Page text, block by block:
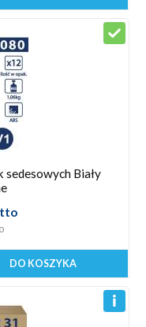
sedesowych Biały
DO KOSZYKA